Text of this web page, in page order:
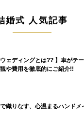
婚式 人気記事
ウェディングとは?? 】車がテ
や費用を徹底的にご紹介!!
織りなす、心温まるハンドメ